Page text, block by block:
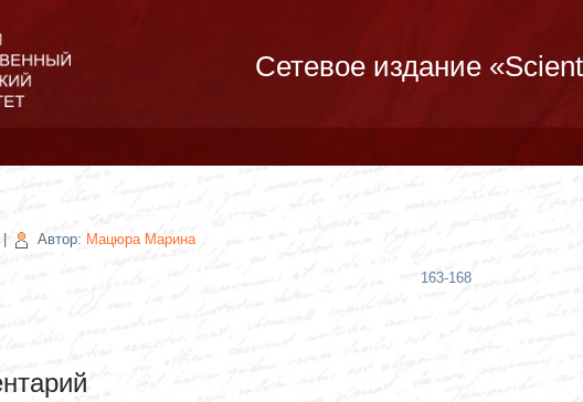
Сетевое издание
Автор: Мацюра Марина
163-168